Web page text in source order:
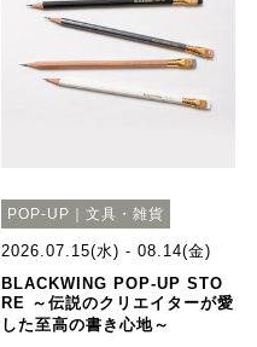
POP-UP｜文具・雑貨
2026.07.15(水) - 08.14(金)
BLACKWING POP-UP STO
RE ～伝説のクリエイターが愛
した至高の書き心地～